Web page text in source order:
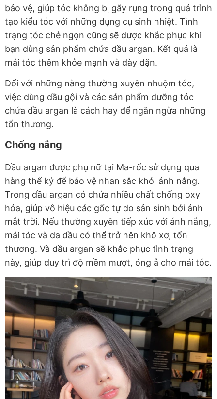
bảo vệ, giúp tóc không bị gãy rụng trong quá trình
tạo kiểu tóc với những dụng cụ sinh nhiệt. Tình
trạng tóc chẻ ngọn cũng sẽ được khắc phục khi
bạn dùng sản phẩm chứa dầu argan. Kết quả là
mái tóc thêm khỏe mạnh và dày dặn.
Đối với những nàng thường xuyên nhuộm tóc,
việc dùng dầu gội và các sản phẩm dưỡng tóc
chứa dầu argan là cách hay để ngăn ngừa những
tổn thương.
Chống nắng
Dầu argan được phụ nữ tại Ma-rốc sử dụng qua
hàng thế kỷ để bảo vệ nhan sắc khỏi ánh nắng.
Trong dầu argan có chứa nhiều chất chống oxy
hóa, giúp vô hiệu các gốc tự do sản sinh bởi ánh
mắt trời. Nếu thường xuyên tiếp xúc với ánh nắng,
mái tóc và da đầu có thể trở nên khô xơ, tổn
thương. Và dầu argan sẽ khắc phục tình trạng
này, giúp duy trì độ mềm mượt, óng ả cho mái tóc.